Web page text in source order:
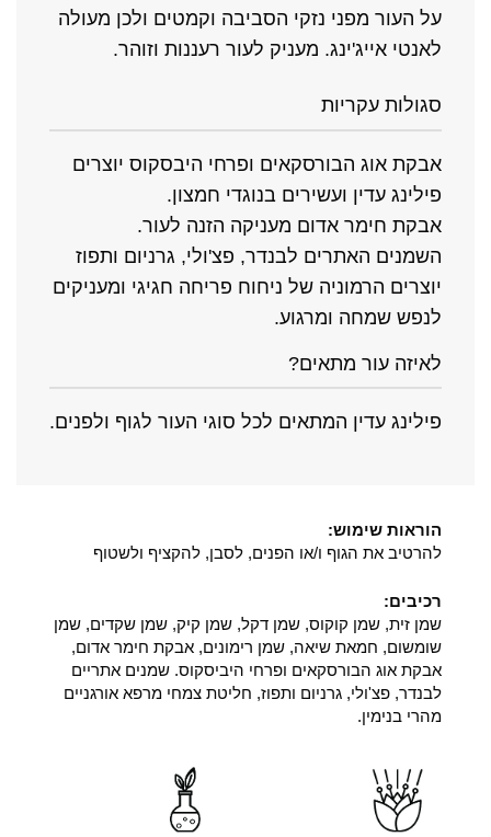
על העור מפני נזקי הסביבה וקמטים ולכן מעולה
לאנטי אייג'ינג. מעניק לעור רעננות וזוהר.
סגולות עקריות
אבקת אוג הבורסקאים ופרחי היבסקוס יוצרים
פילינג עדין ועשירים בנוגדי חמצון.
אבקת חימר אדום מעניקה הזנה לעור.
השמנים האתרים לבנדר, פצ'ולי, גרניום ותפוז
יוצרים הרמוניה של ניחוח פריחה חגיגי ומעניקים
לנפש שמחה ומרגוע.
לאיזה עור מתאים?
פילינג עדין המתאים לכל סוגי העור לגוף ולפנים.
הוראות שימוש:
להרטיב את הגוף ו/או הפנים, לסבן, להקציף ולשטוף
רכיבים:
שמן זית, שמן קוקוס, שמן דקל, שמן קיק, שמן שקדים, שמן
שומשום, חמאת שיאה, שמן רימונים, אבקת חימר אדום,
אבקת אוג הבורסקאים ופרחי היביסקוס. שמנים אתריים
לבנדר, פצ'ולי, גרניום ותפוז, חליטת צמחי מרפא אורגניים
מהרי בנימין.